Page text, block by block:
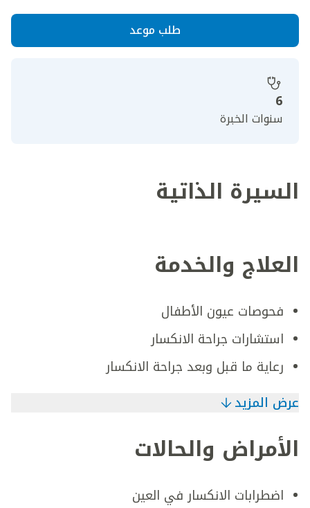
طلب موعد
6
سنوات الخبرة
السيرة الذاتية
العلاج والخدمة
فحوصات عيون الأطفال
استشارات جراحة الانكسار
رعاية ما قبل وبعد جراحة الانكسار
عرض المزيد
الأمراض والحالات
اضطرابات الانكسار في العين